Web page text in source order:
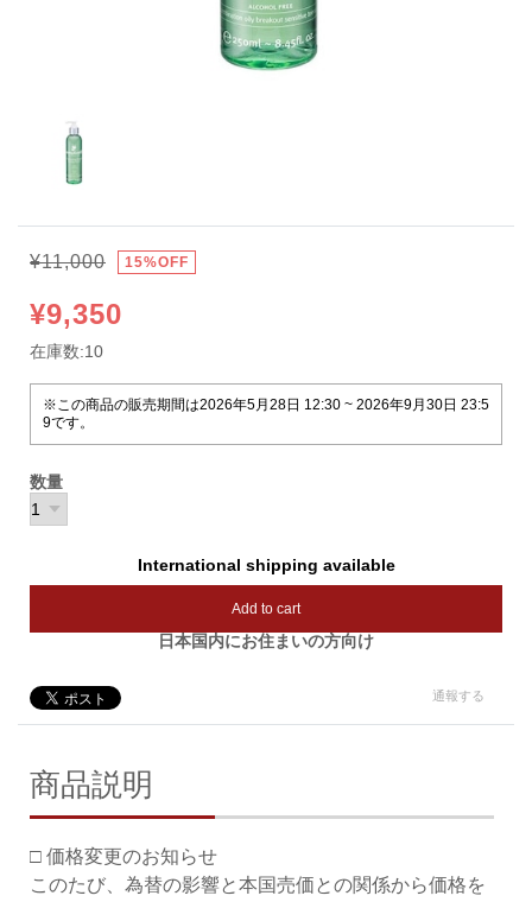
¥11,000 15%OFF
¥9,350
在庫数:10
※この商品の販売期間は2026年5月28日 12:30 ~ 2026年9月30日 23:5
9です。
数量
International shipping available
Add to cart
日本国内にお住まいの方向け
通報する
商品説明
□ 価格変更のお知らせ
このたび、為替の影響と本国売価との関係から価格を